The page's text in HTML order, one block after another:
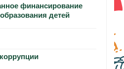
финансирование
детей